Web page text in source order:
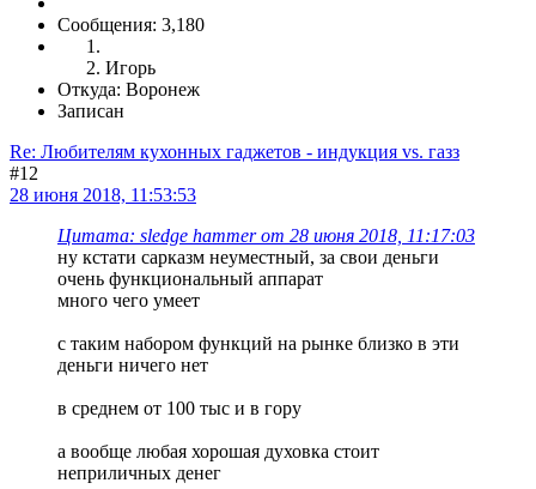
Сообщения: 3,180
Игорь
Откуда: Воронеж
Записан
Re: Любителям кухонных гаджетов - индукция vs. газз
#12
28 июня 2018, 11:53:53
Цитата: sledge hammer от 28 июня 2018, 11:17:03
ну кстати сарказм неуместный, за свои деньги
очень функциональный аппарат
много чего умеет
с таким набором функций на рынке близко в эти
деньги ничего нет
в среднем от 100 тыс и в гору
а вообще любая хорошая духовка стоит
неприличных денег